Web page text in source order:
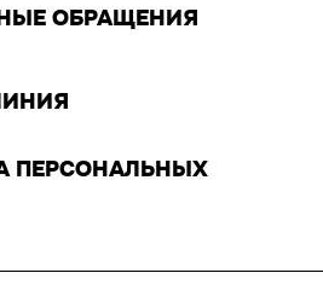
ОБРАЩЕНИЯ
ПЕРСОНАЛЬНЫХ